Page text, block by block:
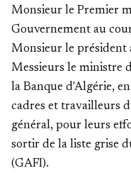
Monsieur le Premier
Gouvernement au
Monsieur le président
Messieurs le ministre
la Banque d'Algérie,
cadres et travailleurs
général, pour leurs
sortir de la liste grise
(GAFI).